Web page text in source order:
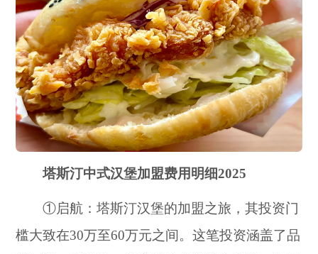
塔斯汀中式汉堡加盟费用明细2025
①启航：塔斯汀汉堡的加盟之旅，其投资门
槛大致在30万至60万元之间。这笔投资涵盖了品